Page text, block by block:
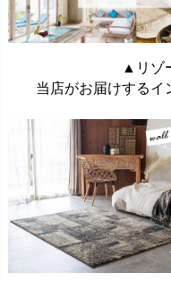
▲リゾ
当店がお届けするイ